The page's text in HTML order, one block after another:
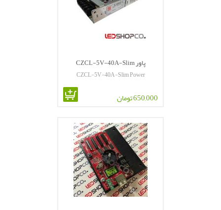
پاور CZCL-5V-40A-Slim
CZCL-5V-40A-Slim Power
650,000 تومان